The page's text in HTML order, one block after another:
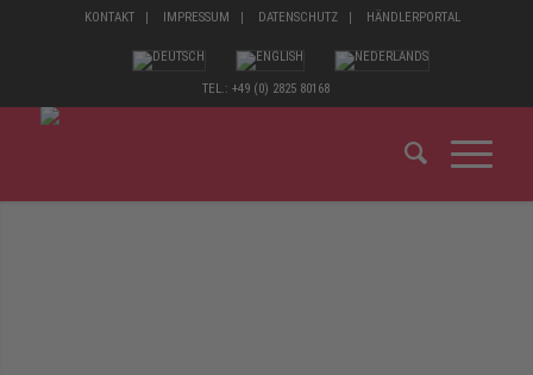
KONTAKT IMPRESSUM DATENSCHUTZ HÄNDLERPORTAL
TEL.: +49 (0) 2825 80168